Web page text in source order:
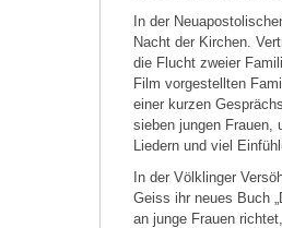
In der
Nacht der Kirchen.
die Flucht zweier
Film vorgestellten
einer kurzen
sieben jungen Frauen,
Liedern und viel
In der Völklinger
Geiss ihr neues Buch
an junge Frauen